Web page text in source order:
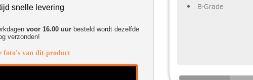
snelle levering
voor 16.00 uur besteld wordt dezelfde
verzonden!
foto's van dit product
B-Grade